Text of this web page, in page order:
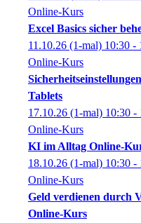
Online-Kurs
Excel Basics sicher
11.10.26 (1-mal) 10:30 -
Online-Kurs
Tablets
17.10.26 (1-mal) 10:30 -
Online-Kurs
KI im Alltag Online-
18.10.26 (1-mal) 10:30 -
Online-Kurs
Geld verdienen durch
Online-Kurs